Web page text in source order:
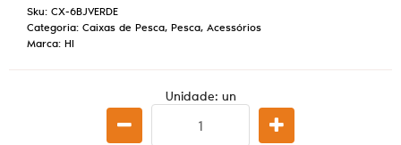
Sku: CX-6BJVERDE
Categoria: Caixas de Pesca, Pesca, Acessórios
Marca: HI
Unidade: un